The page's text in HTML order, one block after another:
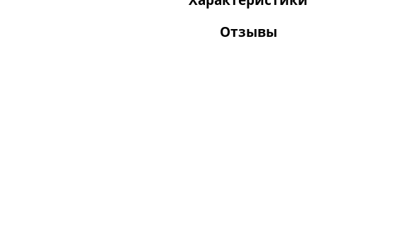
Отзывы